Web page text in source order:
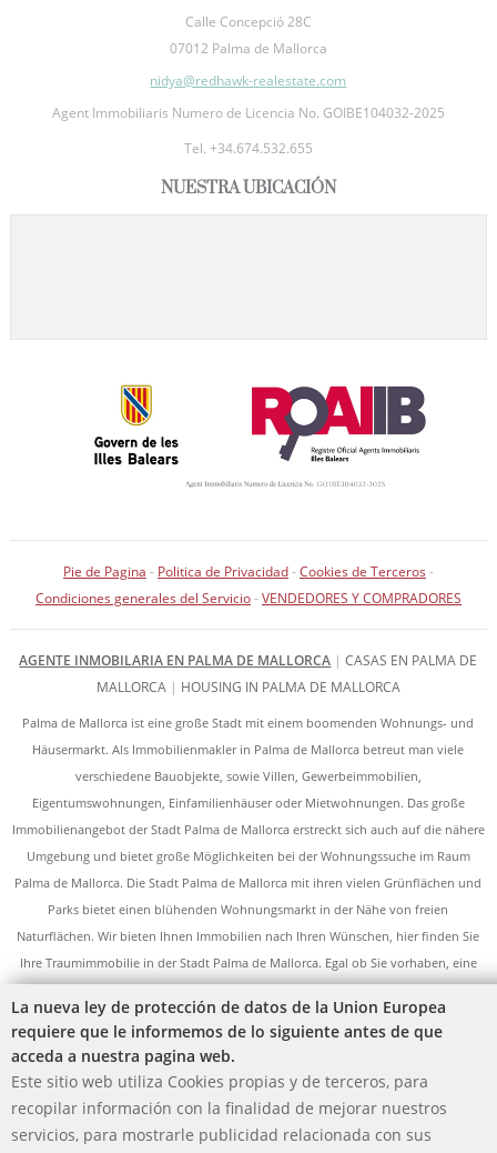
La nueva ley de protección de datos de la Union Europea
requiere que le informemos de lo siguiente antes de que
acceda a nuestra pagina web.
Este sitio web utiliza Cookies propias y de terceros, para
recopilar información con la finalidad de mejorar nuestros
servicios, para mostrarle publicidad relacionada con sus
Calle Concepció 28C
07012 Palma de Mallorca
nidya@redhawk-realestate.com
Agent Immobiliaris Numero de Licencia No. GOIBE104032-2025
Tel. +34.674.532.655
NUESTRA UBICACIÓN
Pie de Pagina - Politica de Privacidad-Cookies de Terceros -
Condiciones generales del Servicio-VENDEDORES Y COMPRADORES
AGENTE INMOBILARIA EN PALMA DE MALLORCA |CASAS EN PALMA DE
MALLORCA| HOUSING IN PALMA DE MALLORCA
Palma de Mallorca ist eine große Stadt mit einem boomenden Wohnungs- und
Häusermarkt. Als Immobilienmakler in Palma de Mallorca betreut man viele
verschiedene Bauobjekte, sowie Villen, Gewerbeimmobilien,
Eigentumswohnungen, Einfamilienhäuser oder Mietwohnungen. Das große
Immobilienangebot der Stadt Palma de Mallorca erstreckt sich auch auf die nähere
Umgebung und bietet große Möglichkeiten bei der Wohnungssuche im Raum
Palma de Mallorca. Die Stadt Palma de Mallorca mit ihren vielen Grünflächen und
Parks bietet einen blühenden Wohnungsmarkt in der Nähe von freien
Naturflächen. Wir bieten Ihnen Immobilien nach Ihren Wünschen, hier finden Sie
Ihre Traumimmobilie in der Stadt Palma de Mallorca. Egal ob Sie vorhaben, eine
Immobilie zu kaufen oder zu mieten, wir sind Ihr Ansprechpartner für Immobilien
aller Art in Palma de Mallorca. Neben umfangreichem Service bieten wir Ihnen
Professionalität und Fachkenntnisse im Bereich Immobilien in Palma de Mallorca.
Die verschiedenen Objekte der Stadt offerieren eine große Auswahl im Bereich
Vermietung, Kauf und Verkauf von Immobilien und die Firma Redhawk Real Estate
International ist hier Ihr professioneller Dienstleister für das komplette
Immobilienangebot.